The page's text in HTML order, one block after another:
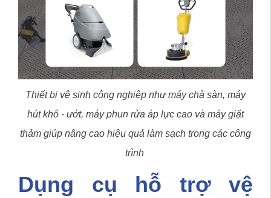
Thiết bị vệ sinh công nghiệp như máy chà sàn, máy
hút khô - ướt, máy phun rửa áp lực cao và máy giặt
thảm giúp nâng cao hiệu quả làm sạch trong các công
trình
Dụng cụ hỗ trợ vệ